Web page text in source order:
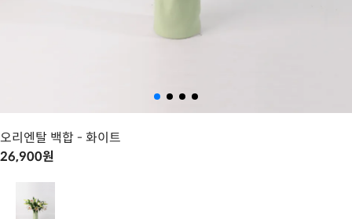
오리엔탈 백합 - 화이트
26,900원